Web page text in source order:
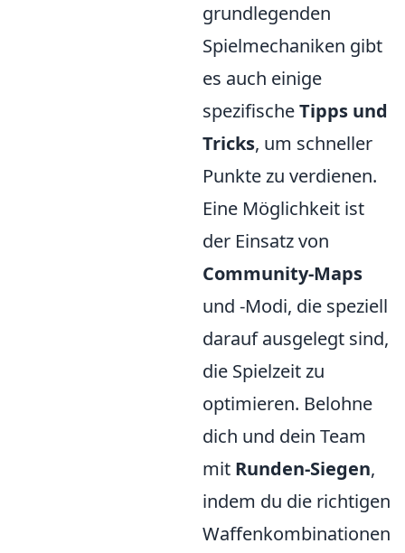
grundlegenden
Spielmechaniken gibt
es auch einige
spezifischeTipps und
Tricks, um schneller
Punkte zu verdienen.
Eine Möglichkeit ist
der Einsatz von
Community-Maps
und -Modi, die speziell
darauf ausgelegt sind,
die Spielzeit zu
optimieren. Belohne
dich und dein Team
mit Runden-Siegen,
indem du die richtigen
Waffenkombinationen